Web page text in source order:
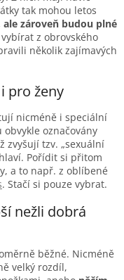
tak mohou letos
zároveň budou plné
z obrovského
několik zajímavých
pro ženy
nicméně i speciální
označovány
zvyšují tzv. „sexuální
Pořídit si přitom
a to např. z oblíbené
. Stačí si pouze vybrat.
nežli dobrá
běžné. Nicméně
velký rozdíl,